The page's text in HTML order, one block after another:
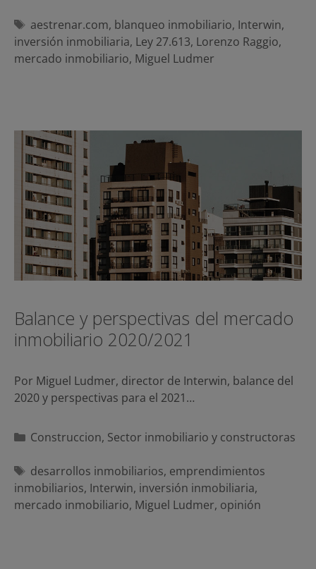
Etiquetas
aestrenar.com, blanqueo inmobiliario, Interwin,
inversión inmobiliaria, Ley 27.613, Lorenzo Raggio,
mercado inmobiliario, Miguel Ludmer
Balance y perspectivas del mercado
inmobiliario 2020/2021
Por Miguel Ludmer, director de Interwin, balance del
2020 y perspectivas para el 2021…
Categorías
Construccion, Sector inmobiliario y constructoras
Etiquetas
desarrollos inmobiliarios, emprendimientos
inmobiliarios, Interwin, inversión inmobiliaria,
mercado inmobiliario, Miguel Ludmer, opinión